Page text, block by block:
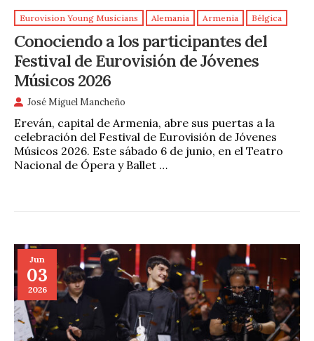
Eurovision Young Musicians Alemania Armenia Bélgica
Conociendo a los participantes del
Festival de Eurovisión de Jóvenes
Músicos 2026
José Miguel Mancheño
Ereván, capital de Armenia, abre sus puertas a la
celebración del Festival de Eurovisión de Jóvenes
Músicos 2026. Este sábado 6 de junio, en el Teatro
Nacional de Ópera y Ballet …
Jun
03
2026